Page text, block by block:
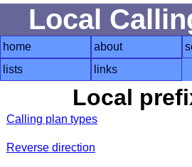
Local
home about
lists
links
Local
Calling plan types
Reverse direction